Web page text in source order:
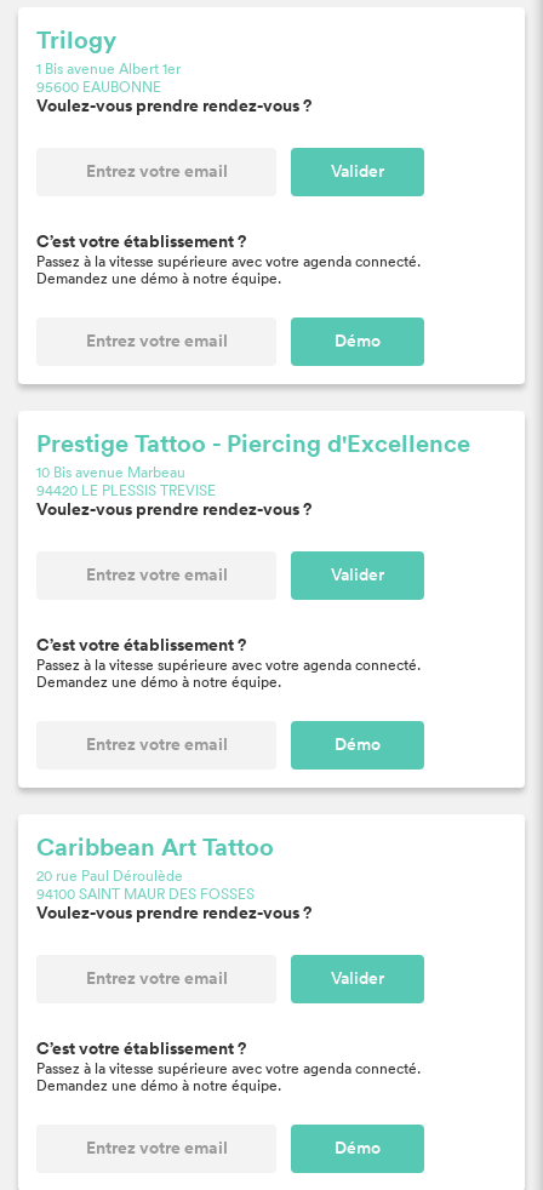
Trilogy
1 Bis avenue Albert 1er
95600 EAUBONNE
Voulez-vous prendre rendez-vous ?
Valider
C’est votre établissement ?
Passez à la vitesse supérieure avec votre agenda connecté.
Demandez une démo à notre équipe.
Démo
Prestige Tattoo - Piercing d'Excellence
10 Bis avenue Marbeau
94420 LE PLESSIS TREVISE
Voulez-vous prendre rendez-vous ?
Valider
C’est votre établissement ?
Passez à la vitesse supérieure avec votre agenda connecté.
Demandez une démo à notre équipe.
Démo
Caribbean Art Tattoo
20 rue Paul Déroulède
94100 SAINT MAUR DES FOSSES
Voulez-vous prendre rendez-vous ?
Valider
C’est votre établissement ?
Passez à la vitesse supérieure avec votre agenda connecté.
Demandez une démo à notre équipe.
Démo